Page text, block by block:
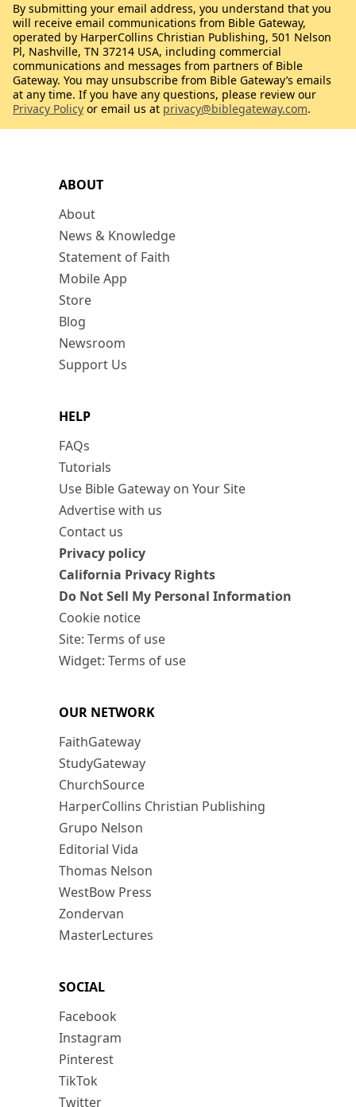
ABOUT
About
News & Knowledge
Statement of Faith
Mobile App
Store
Blog
Newsroom
Support Us
HELP
FAQs
Tutorials
Use Bible Gateway on Your Site
Advertise with us
Contact us
Privacy policy
California Privacy Rights
Do Not Sell My Personal Information
Cookie notice
Site: Terms of use
Widget: Terms of use
OUR NETWORK
FaithGateway
StudyGateway
ChurchSource
HarperCollins Christian Publishing
Grupo Nelson
Editorial Vida
Thomas Nelson
WestBow Press
Zondervan
MasterLectures
SOCIAL
Facebook
Instagram
Pinterest
TikTok
Twitter
By submitting your email address, you understand that you
will receive email communications from Bible Gateway,
operated by HarperCollins Christian Publishing, 501 Nelson
Pl, Nashville, TN 37214 USA, including commercial
communications and messages from partners of Bible
Gateway. You may unsubscribe from Bible Gateway’s emails
at any time. If you have any questions, please review our
Privacy Policy or email us at privacy@biblegateway.com.